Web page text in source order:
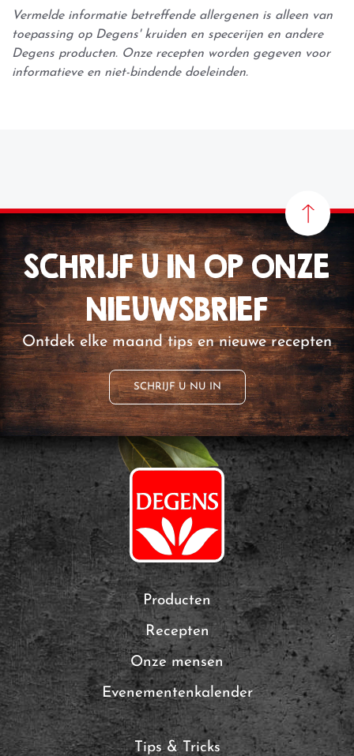
Vermelde informatie betreffende allergenen is alleen van
toepassing op Degens' kruiden en specerijen en andere
Degens producten. Onze recepten worden gegeven voor
informatieve en niet-bindende doeleinden.
SCHRIJF U IN OP ONZE
NIEUWSBRIEF
Ontdek elke maand tips en nieuwe recepten
SCHRIJF U NU IN
Producten
Recepten
Onze mensen
Evenementenkalender
Tips & Tricks